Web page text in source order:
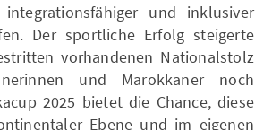
und inklusiver
Der sportliche Erfolg steigerte
vorhandenen Nationalstolz
und Marokkaner noch
2025 bietet die Chance, diese
Ebene und im eigenen